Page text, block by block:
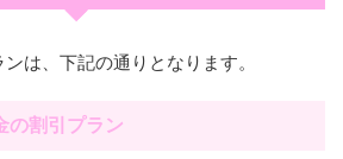
は、下記の通りとなります。
の割引プラン